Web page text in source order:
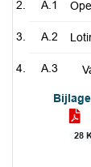
A.1
A.2
A.3
28